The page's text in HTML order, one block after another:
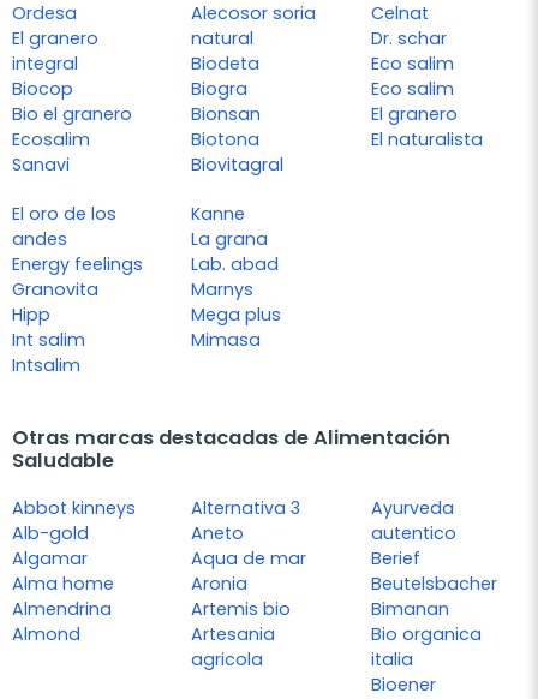
Ordesa
El granero
integral
Biocop
Bio el granero
Ecosalim
Sanavi
Alecosor soria
natural
Biodeta
Biogra
Bionsan
Biotona
Biovitagral
Celnat
Dr. schar
Eco salim
Eco salim
El granero
El naturalista
El oro de los
andes
Energy feelings
Granovita
Hipp
Int salim
Intsalim
Kanne
La grana
Lab. abad
Marnys
Mega plus
Mimasa
Otras marcas destacadas de Alimentación
Saludable
Abbot kinneys
Alb-gold
Algamar
Alma home
Almendrina
Almond
Alternativa 3
Aneto
Aqua de mar
Aronia
Artemis bio
Artesania
agricola
Ayurveda
autentico
Berief
Beutelsbacher
Bimanan
Bio organica
italia
Bioener